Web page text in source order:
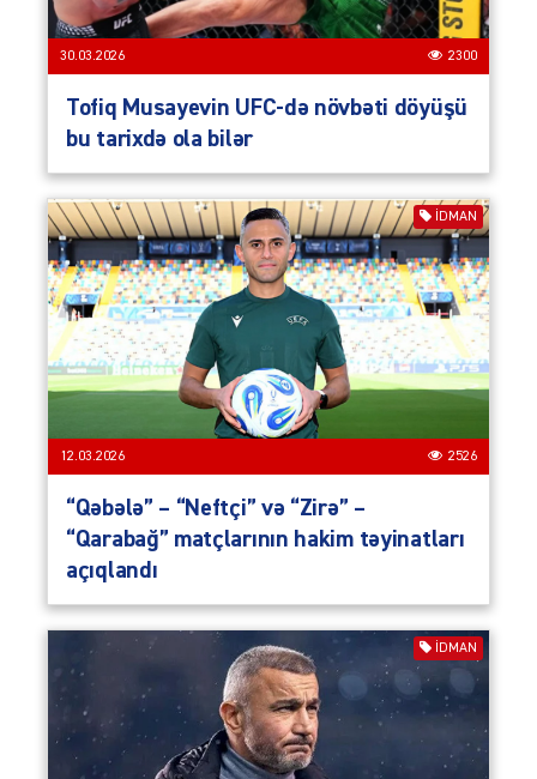
30.03.2026 2300
Tofiq Musayevin UFC-də növbəti döyüşü
bu tarixdə ola bilər
İDMAN
12.03.2026 2526
“Qəbələ” – “Neftçi” və “Zirə” –
“Qarabağ” matçlarının hakim təyinatları
açıqlandı
İDMAN